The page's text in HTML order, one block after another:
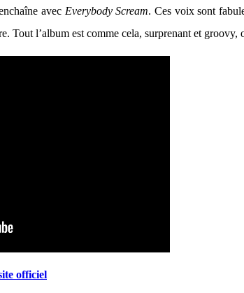
avec Everybody Scream. Ces voix sont
Tout l’album est comme cela, surprenant et
officiel